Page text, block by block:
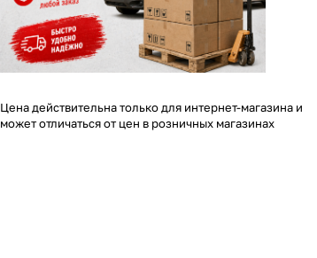
Цена действительна только для интернет-магазина и
может отличаться от цен в розничных магазинах